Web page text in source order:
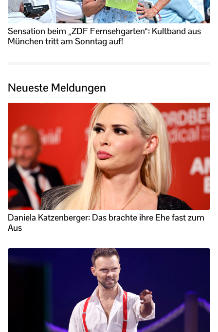
Sensation beim „ZDF Fernsehgarten“: Kultband aus
München tritt am Sonntag auf!
Neueste Meldungen
Daniela Katzenberger: Das brachte ihre Ehe fast zum
Aus